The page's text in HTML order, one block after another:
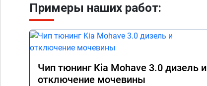
Примеры наших работ:
Чип тюнинг Kia Mohave 3.0 дизель и
отключение мочевины